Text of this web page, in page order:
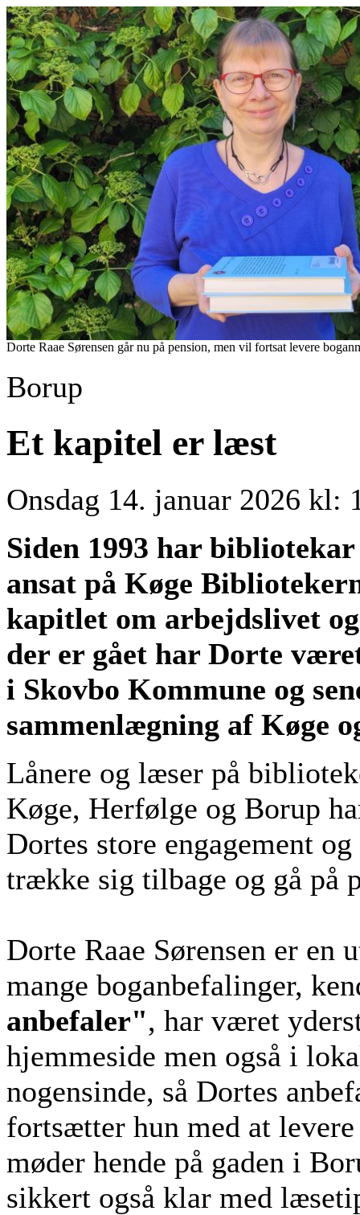
Dorte Raae Sørensen går nu på pension, men vil fortsat levere
Borup
Et kapitel er læst
Onsdag 14. januar 2026 kl:
Siden 1993 har
ansat på Køge
kapitlet om arbejdslivet
der er gået har Dorte
i Skovbo Kommune og
sammenlægning af Køge
Lånere og læser på
Køge, Herfølge og Borup
Dortes store engagement
trække sig tilbage og gå på
Dorte Raae Sørensen er
mange boganbefalinger,
anbefaler", har været
hjemmeside men også i
nogensinde, så Dortes
fortsætter hun med at
møder hende på gaden i
sikkert også klar med